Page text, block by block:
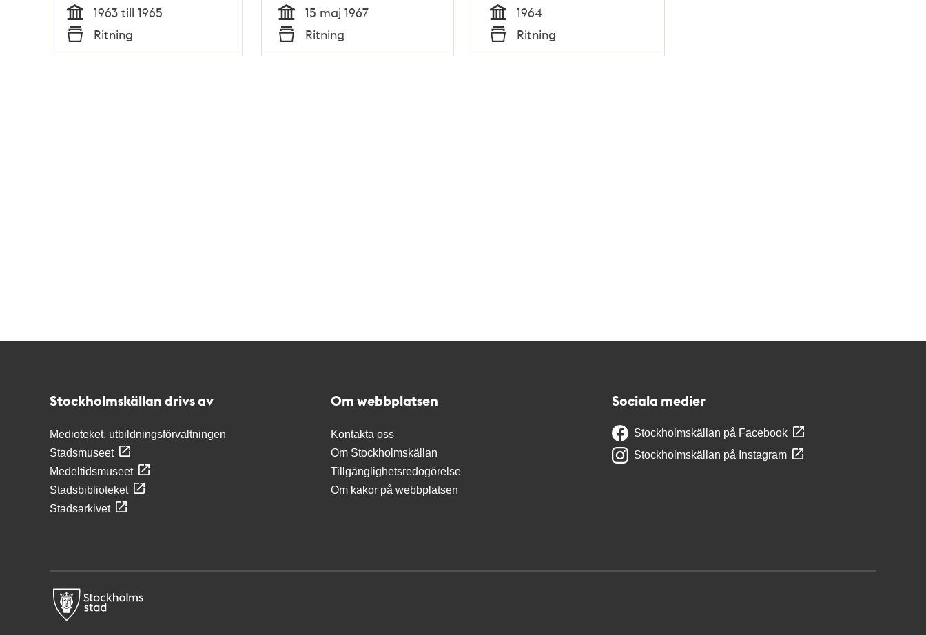
Tid
1963 till 1965
Typ
Ritning Tid
15 maj 1967
Typ
Ritning Tid
1964
Typ
Ritning
Stockholmskällan drivs av
Medioteket, utbildningsförvaltningen
Stadsmuseet
Medeltidsmuseet
Stadsbiblioteket
Stadsarkivet
Om webbplatsen
Kontakta oss
Om Stockholmskällan
Tillgänglighetsredogörelse
Om kakor på webbplatsen
Sociala medier
Stockholmskällan på Facebook
Stockholmskällan på Instagram